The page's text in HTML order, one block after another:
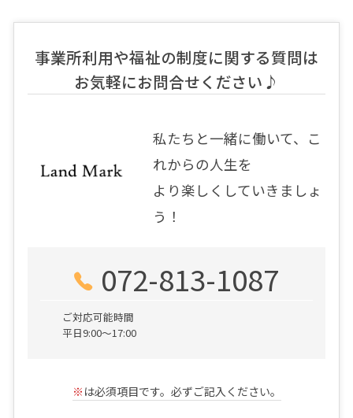
事業所利用や福祉の制度に関する質問は
お気軽にお問合せください♪
私たちと一緒に働いて、こ
れからの人生を
より楽しくしていきましょ
う！
072-813-1087
ご対応可能時間
平日9:00～17:00
※ は必須項目です。必ずご記入ください。